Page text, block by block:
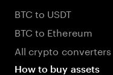
BTC to USDT
BTC to Ethereum
All crypto converters
How to buy assets